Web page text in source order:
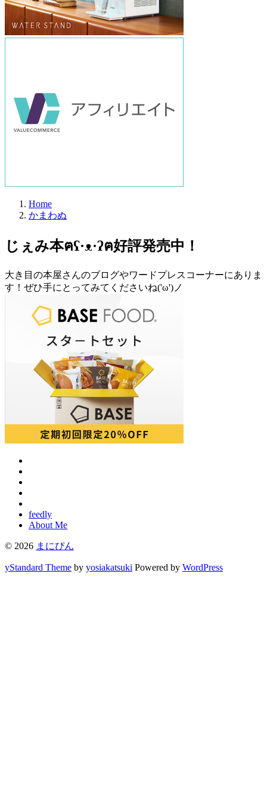
Home
かまわぬ
じぇみ本ฅʕ·ᴥ·ʔฅ好評発売中！
大き目の本屋さんのブログやワードプレスコーナーにありま
す！ぜひ手にとってみてくださいね('ω')ノ
feedly
About Me
© 2026 まにぴん
yStandard Theme by yosiakatsuki Powered by WordPress